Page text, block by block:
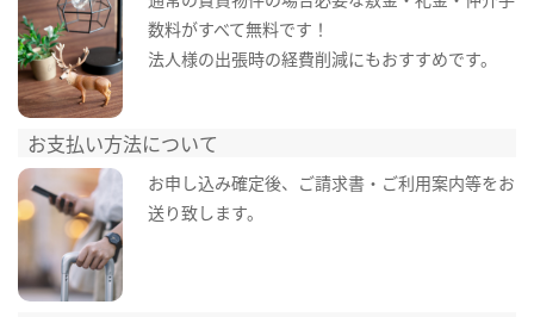
数料がすべて無料です！
法人様の出張時の経費削減にもおすすめです。
お支払い方法について
お申し込み確定後、ご請求書・ご利用案内等をお
送り致します。